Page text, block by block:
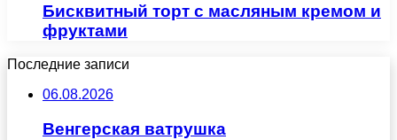
Бисквитный торт с масляным кремом и
фруктами
Последние записи
06.08.2026
Венгерская ватрушка